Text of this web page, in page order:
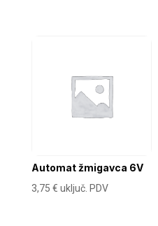
Automat žmigavca 6V
3,75 € uključ. PDV